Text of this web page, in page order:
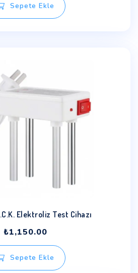
Sepete Ekle
Elektroliz Test Cihazı
₺1,150.00
Sepete Ekle